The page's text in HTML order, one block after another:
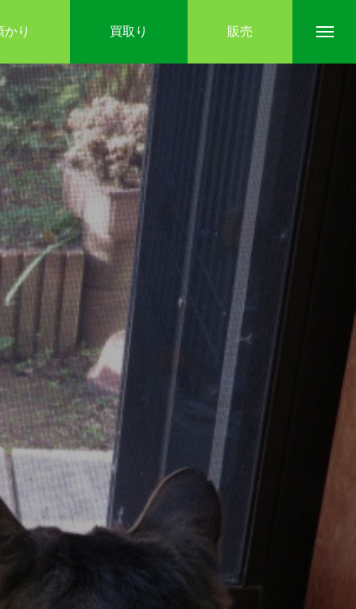
かり 買取り 販売